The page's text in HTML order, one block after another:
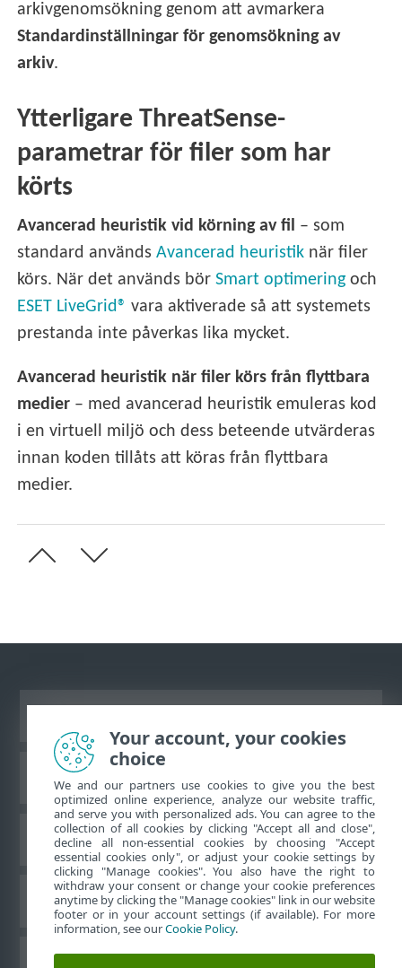
arkivgenomsökning genom att avmarkera
Standardinställningar för genomsökning av
arkiv.
Ytterligare ThreatSense-
parametrar för filer som har
körts
Avancerad heuristik vid körning av fil – som
standard användsAvancerad heuristik när filer
körs. När det används börSmart optimering och
ESET LiveGrid® vara aktiverade så att systemets
prestanda inte påverkas lika mycket.
Avancerad heuristik när filer körs från flyttbara
medier – med avancerad heuristik emuleras kod
i en virtuell miljö och dess beteende utvärderas
innan koden tillåts att köras från flyttbara
medier.
ESET kunskapsbas
ESET forum
Regional support
Your account, your cookies
choice
We and our partners use cookies to give you the best
optimized online experience, analyze our website traffic,
and serve you with personalized ads. You can agree to the
collection of all cookies by clicking "Accept all and close",
decline all non-essential cookies by choosing "Accept
essential cookies only", or adjust your cookie settings by
clicking "Manage cookies". You also have the right to
withdraw your consent or change your cookie preferences
anytime by clicking the "Manage cookies" link in our website
footer or in your account settings (if available). For more
information, see ourCookie Policy.